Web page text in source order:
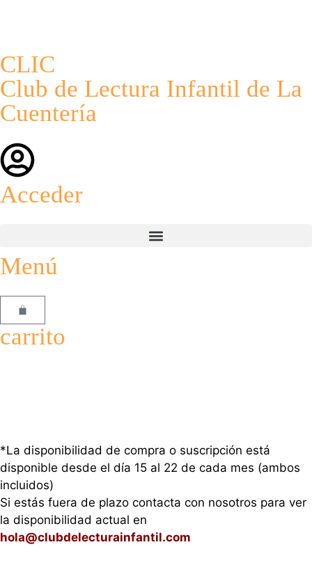
CLIC
Club de Lectura Infantil de La
Cuentería
Acceder
Menú
carrito
*La disponibilidad de compra o suscripción está
disponible desde el día 15 al 22 de cada mes (ambos
incluidos)
Si estás fuera de plazo contacta con nosotros para ver
la disponibilidad actual en
hola@clubdelecturainfantil.com